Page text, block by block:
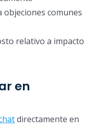
objeciones comunes
relativo a impacto
en
directamente en